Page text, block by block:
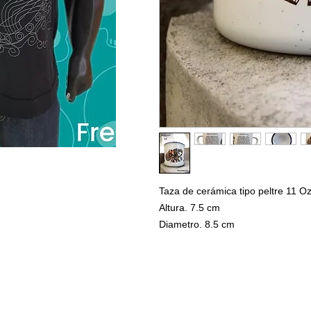
Taza de cerámica tipo peltre 11 Oz
Altura. 7.5 cm
Diametro. 8.5 cm